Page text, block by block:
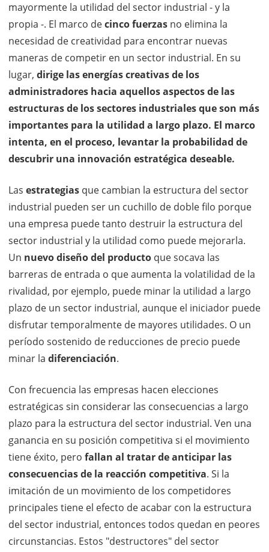
mayormente la utilidad del sector industrial - y la
propia -. El marco decinco fuerzas no elimina la
necesidad de creatividad para encontrar nuevas
maneras de competir en un sector industrial. En su
lugar, dirige las energías creativas de los
administradores hacia aquellos aspectos de las
estructuras de los sectores industriales que son más
importantes para la utilidad a largo plazo. El marco
intenta, en el proceso, levantar la probabilidad de
descubrir una innovación estratégica deseable.
Las estrategias que cambian la estructura del sector
industrial pueden ser un cuchillo de doble filo porque
una empresa puede tanto destruir la estructura del
sector industrial y la utilidad como puede mejorarla.
Un nuevo diseño del producto que socava las
barreras de entrada o que aumenta la volatilidad de la
rivalidad, por ejemplo, puede minar la utilidad a largo
plazo de un sector industrial, aunque el iniciador puede
disfrutar temporalmente de mayores utilidades. O un
período sostenido de reducciones de precio puede
minar la diferenciación.
Con frecuencia las empresas hacen elecciones
estratégicas sin considerar las consecuencias a largo
plazo para la estructura del sector industrial. Ven una
ganancia en su posición competitiva si el movimiento
tiene éxito, pero fallan al tratar de anticipar las
consecuencias de la reacción competitiva. Si la
imitación de un movimiento de los competidores
principales tiene el efecto de acabar con la estructura
del sector industrial, entonces todos quedan en peores
circunstancias. Estos "destructores" del sector